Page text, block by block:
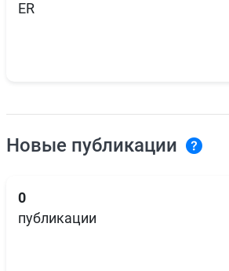
ER
Новые публикации
0
публикации